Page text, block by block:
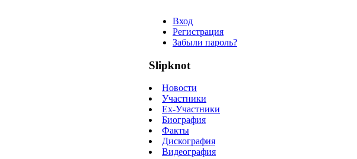
Вход
Регистрация
Забыли пароль?
Slipknot
Новости
Участники
Ex-Участники
Биография
Факты
Дискография
Видеография